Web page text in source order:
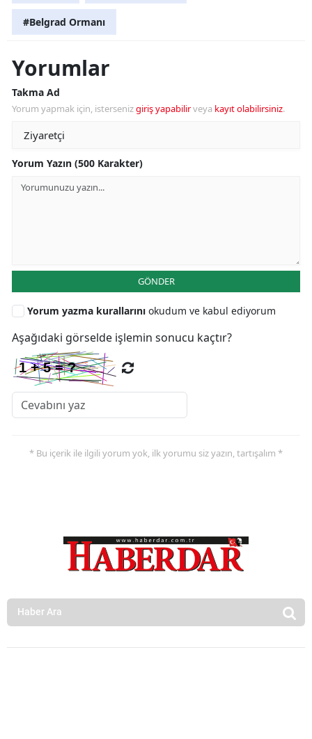
#Belgrad Ormanı
Yorumlar
Takma Ad
Yorum yapmak için, istersenizgiriş yapabilirveya kayıt olabilirsiniz.
Yorum Yazın (500 Karakter)
GÖNDER
Yorum yazma kurallarını okudum ve kabul ediyorum
Aşağıdaki görselde işlemin sonucu kaçtır?
* Bu içerik ile ilgili yorum yok, ilk yorumu siz yazın, tartışalım *